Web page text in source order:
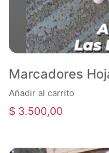
Marcadores
Añadir al carrito
$ 3.500,00